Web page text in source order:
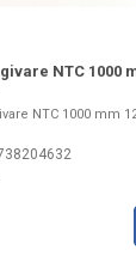
NTC 1000
NTC 1000 mm